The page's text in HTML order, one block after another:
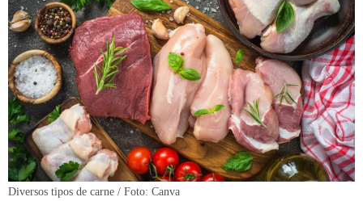
Diversos tipos de carne / Foto: Canva